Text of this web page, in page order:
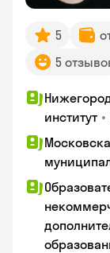
5
5
институт •